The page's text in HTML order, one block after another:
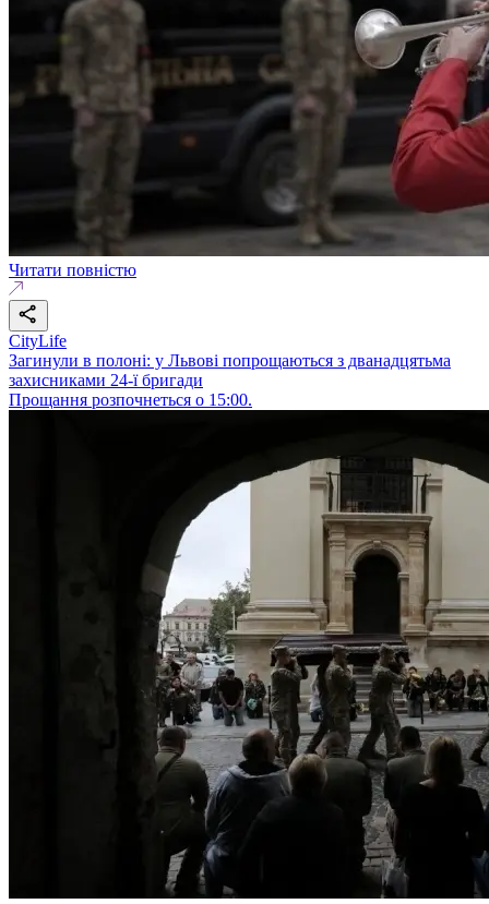
Читати повністю
CityLife
Загинули в полоні: у Львові попрощаються з дванадцятьма
захисниками 24-ї бригади
Прощання розпочнеться о 15:00.